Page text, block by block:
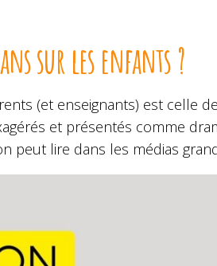
sur les enfants ?
(et enseignants) est celle
et présentés comme
peut lire dans les médias